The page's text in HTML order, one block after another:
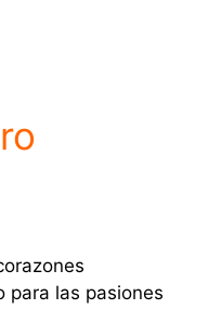
para las pasiones